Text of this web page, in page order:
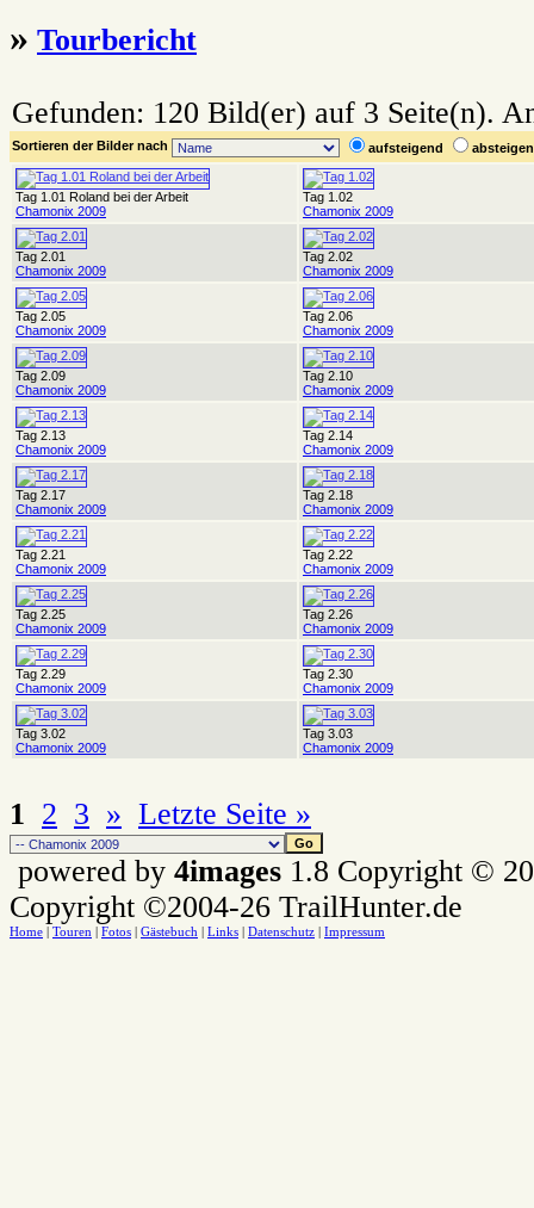
» Tourbericht
Gefunden: 120 Bild(er) auf 3 Seite(n).
Sortieren der Bilder nach aufsteigend
Tag 1.01 Roland bei der Arbeit
Chamonix 2009
Tag 1.02
Chamonix 2009
Tag 2.01
Chamonix 2009
Tag 2.02
Chamonix 2009
Tag 2.05
Chamonix 2009
Tag 2.06
Chamonix 2009
Tag 2.09
Chamonix 2009
Tag 2.10
Chamonix 2009
Tag 2.13
Chamonix 2009
Tag 2.14
Chamonix 2009
Tag 2.17
Chamonix 2009
Tag 2.18
Chamonix 2009
Tag 2.21
Chamonix 2009
Tag 2.22
Chamonix 2009
Tag 2.25
Chamonix 2009
Tag 2.26
Chamonix 2009
Tag 2.29
Chamonix 2009
Tag 2.30
Chamonix 2009
Tag 3.02
Chamonix 2009
Tag 3.03
Chamonix 2009
1 2 3 » Letzte Seite »
powered by 4images 1.8 Copyright ©
Copyright ©2004-26 TrailHunter.de
Home Touren Fotos Gästebuch Links Datenschutz Impressum